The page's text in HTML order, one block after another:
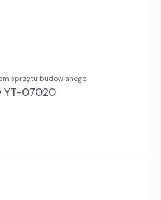
sprzętu budowlanego.
YT-07020